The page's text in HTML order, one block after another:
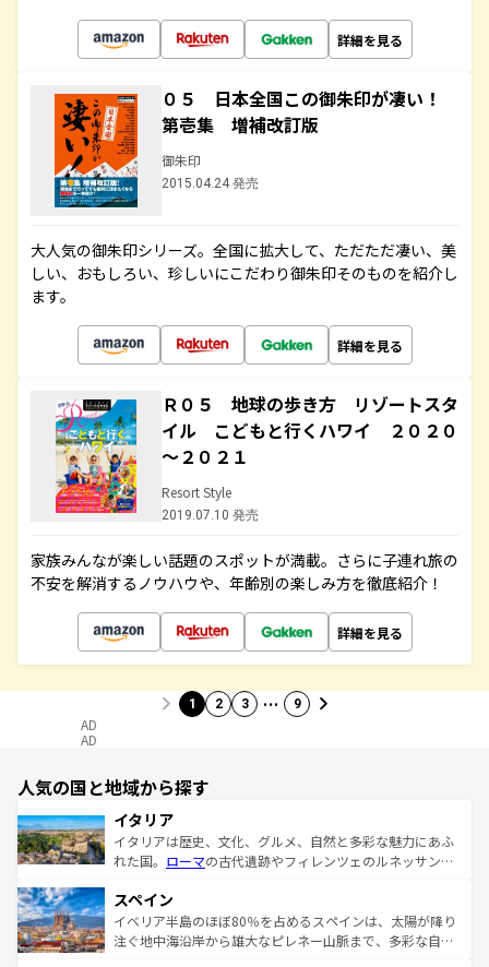
詳細を見る
０５ 日本全国この御朱印が凄い！
第壱集 増補改訂版
御朱印
2015.04.24 発売
大人気の御朱印シリーズ。全国に拡大して、ただただ凄い、美
しい、おもしろい、珍しいにこだわり御朱印そのものを紹介し
ます。
詳細を見る
Ｒ０５ 地球の歩き方 リゾートスタ
イル こどもと行くハワイ ２０２０
～２０２１
Resort Style
2019.07.10 発売
家族みんなが楽しい話題のスポットが満載。さらに子連れ旅の
不安を解消するノウハウや、年齢別の楽しみ方を徹底紹介！
詳細を見る
1 2 3 … 9
AD
AD
人気の国と地域から探す
イタリア
イタリアは歴史、文化、グルメ、自然と多彩な魅力にあふ
れた国。 ローマの古代遺跡やフィレンツェのルネッサンス
ろん、トスカーナの美しい田園風景やアマルフィ海岸の絶
景など、自然景観も見逃せない。観光の合間には、本場の
ピザやパスタなど、絶品のイタリア料理を堪能することも
スペイン
イベリア半島のほぼ80％を占めるスペインは、太陽が降り
注ぐ地中海沿岸から雄大なピレネー山脈まで、多彩な自然